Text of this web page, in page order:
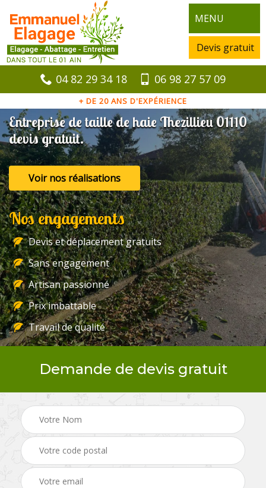
MENU
Devis gratuit
04 82 29 34 18 06 98 27 57 09
+ DE 20 ANS D'EXPÉRIENCE
Entreprise de taille de haie Thezillieu 01110
devis gratuit.
Voir nos réalisations
Nos engagements
Devis et déplacement gratuits
Sans engagement
Artisan passionné
Prix imbattable
Travail de qualité
Demande de devis gratuit